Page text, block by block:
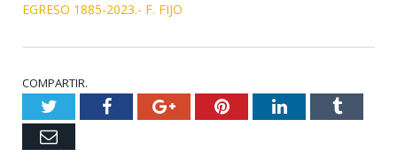
EGRESO 1885-2023.- F. FIJO
COMPARTIR.
TwitterFacebookGoogle+PinterestLinkedInTumblr
Email